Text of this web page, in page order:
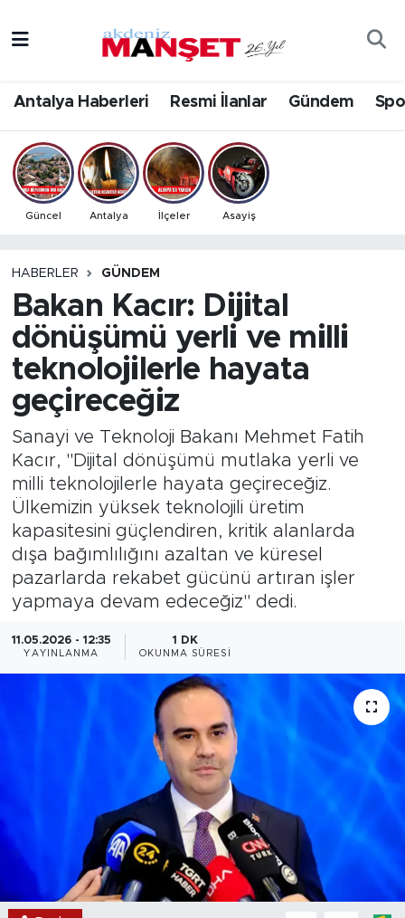
Antalya Haberleri Resmi İlanlar Gündem
Güncel Antalya İlçeler Asayiş
HABERLER GÜNDEM
Bakan Kacır: Dijital
dönüşümü yerli ve milli
teknolojilerle hayata
geçireceğiz
Sanayi ve Teknoloji Bakanı Mehmet Fatih
Kacır, "Dijital dönüşümü mutlaka yerli ve
milli teknolojilerle hayata geçireceğiz.
Ülkemizin yüksek teknolojili üretim
kapasitesini güçlendiren, kritik alanlarda
dışa bağımlılığını azaltan ve küresel
pazarlarda rekabet gücünü artıran işler
yapmaya devam edeceğiz" dedi.
11.05.2026 - 12:35
YAYINLANMA
1 DK
OKUNMA SÜRESI
Bilim & Teknoloji
Eğitim
Ekonomi
Gündem
İlçeler
Kültür- Sanat
Magazin
Özel Haber
Politika
Resmi İlanlar
Antalya Hava Durumu
Antalya Namaz Vakitleri
Antalya Trafik Yoğunluk Haritası
Tüm Manşetler
Son Dakika Haberleri
Haber Arşivi